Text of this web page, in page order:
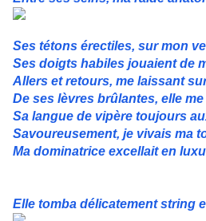
Ses tétons érectiles, sur mon
Ses doigts habiles jouaient de
Allers et retours, me laissant
De ses lèvres brûlantes, elle
Sa langue de vipère toujours
Savoureusement, je vivais ma
Ma dominatrice excellait en
Elle tomba délicatement string